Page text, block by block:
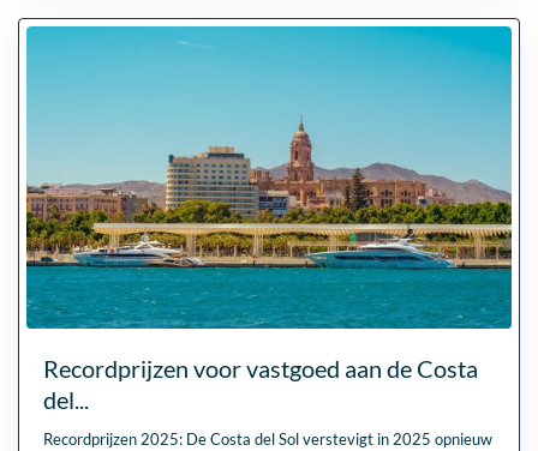
Recordprijzen voor vastgoed aan de Costa
del...
Recordprijzen 2025: De Costa del Sol verstevigt in 2025 opnieuw